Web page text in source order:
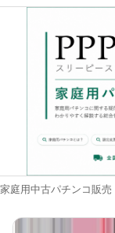
家庭用中古パチンコ販